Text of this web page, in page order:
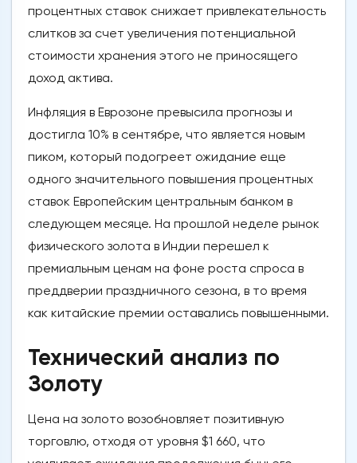
процентных ставок снижает привлекательность
слитков за счет увеличения потенциальной
стоимости хранения этого не приносящего
доход актива.
Инфляция в Еврозоне превысила прогнозы и
достигла 10% в сентябре, что является новым
пиком, который подогреет ожидание еще
одного значительного повышения процентных
ставок Европейским центральным банком в
следующем месяце. На прошлой неделе рынок
физического золота в Индии перешел к
премиальным ценам на фоне роста спроса в
преддверии праздничного сезона, в то время
как китайские премии оставались повышенными.
Технический анализ по
Золоту
Цена на золото возобновляет позитивную
торговлю, отходя от уровня $1 660, что